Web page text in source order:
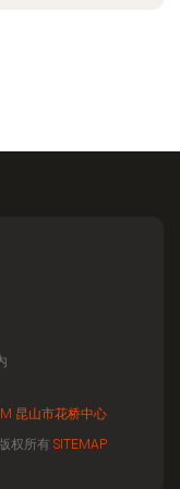
昆山市花桥中心
权所有 SITEMAP